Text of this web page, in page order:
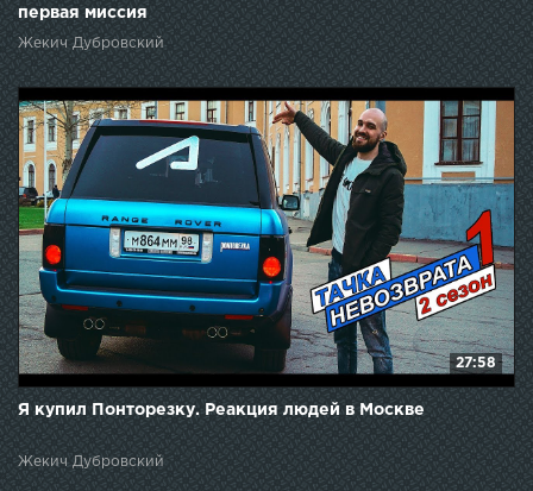
первая миссия
Жекич Дубровский
27:58
Я купил Понторезку. Реакция людей в Москве
Жекич Дубровский